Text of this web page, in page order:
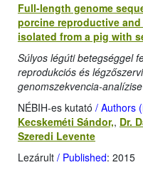
Full-length genome
porcine reproductive
isolated from a pig with
Súlyos légúti betegséggel
reprodukciós és
genomszekvencia-analízise
NÉBIH-es kutató / Authors
Kecskeméti Sándor,, Dr.
Szeredi Levente
Lezárult / Published: 2015